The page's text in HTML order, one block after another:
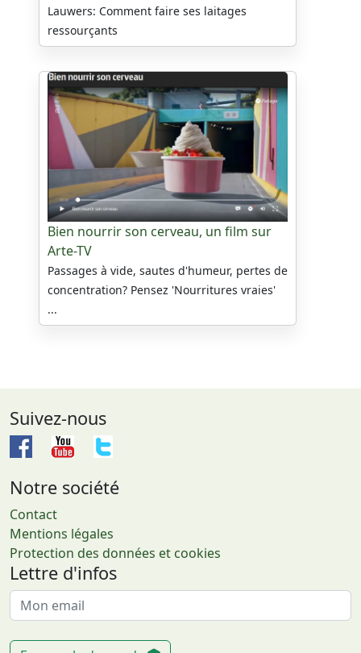
Lauwers: Comment faire ses laitages
ressourçants
Bien nourrir son cerveau, un film sur
Arte-TV
Passages à vide, sautes d'humeur, pertes de
concentration? Pensez 'Nourritures vraies'
...
Suivez-nous
Notre société
Contact
Mentions légales
Protection des données et cookies
Lettre d'infos